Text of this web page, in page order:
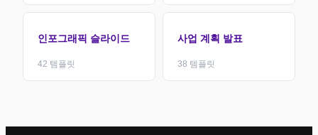
인포그래픽 슬라이드
42 템플릿
사업 계획 발표
38 템플릿